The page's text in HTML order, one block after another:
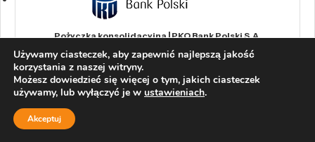
Pożyczka konsolidacyjna | PKO Bank Polski S.A.
Zdalna pomoc pracownika banku
Okres spłaty od 2 do 120 miesięcy
Szczegóły
Wnioskuj!
Używamy ciasteczek, aby zapewnić najlepszą jakość
korzystania z naszej witryny.
Możesz dowiedzieć się więcej o tym, jakich ciasteczek
używamy, lub wyłączyć je w ustawieniach.
Akceptuj